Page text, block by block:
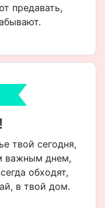
предавать,
твой сегодня,
важным днем,
обходят,
в твой дом.